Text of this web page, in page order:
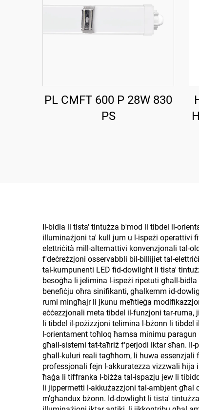
PL CMFT 600 P 28W 830
PS
Il-bidla li tista' tintużza b'mod li tibdel il-
illuminażjoni ta' kull jum u l-ispeżi operattivi
elettriċità mill-alternattivi konvenzjonali tal-
f'deċreżzjoni osservabbli bil-billijiet tal-
tal-kumpunenti LED fid-dowlight li tista'
besoġħa li jelimina l-ispeżi ripetuti għall-
benefiċju oħra sinifikanti, għalkemm id-
rumi mingħajr li jkunu meħtieġa
eċċezzjonali meta tibdel il-funzjoni tar-
li tibdel il-pożizzjoni telimina l-bżonn li
l-orientament toħloq ħamsa minimu
għall-sistemi tat-taħriż f'perjodi iktar sħan.
għall-kuluri reali tagħhom, li huwa
professjonali fejn l-akkuratezza vizzwali
ħaġa li tiffranka l-biżża tal-ispazju jew li
li jippermetti l-akkużazzjoni tal-ambjent
m'għandux bżonn. Id-dowlight li tista'